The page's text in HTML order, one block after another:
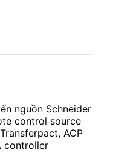
nguồn Schneider
control source
ACP
controller